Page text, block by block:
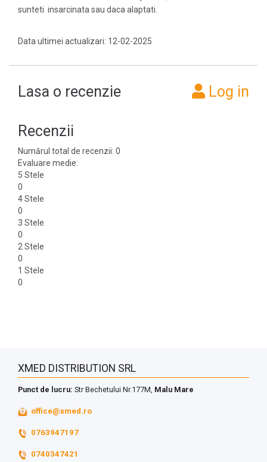
sunteti insarcinata sau daca alaptati.
Data ultimei actualizari: 12-02-2025
Lasa o recenzie Log in
Recenzii
Numărul total de recenzii: 0
Evaluare medie:
5 Stele
0
4 Stele
0
3 Stele
0
2 Stele
0
1 Stele
0
XMED DISTRIBUTION SRL
Punct de lucru: Str Bechetului Nr.177M, Malu Mare
office@xmed.ro
0763947197
0740347421